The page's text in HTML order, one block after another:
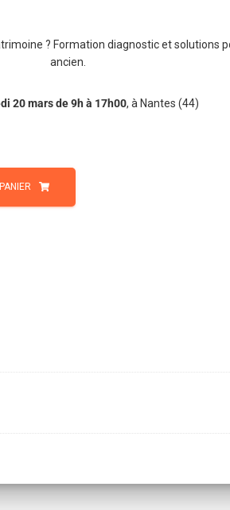
? Formation diagnostic et solutions
ancien.
20 mars de 9h à 17h00, à Nantes (44)